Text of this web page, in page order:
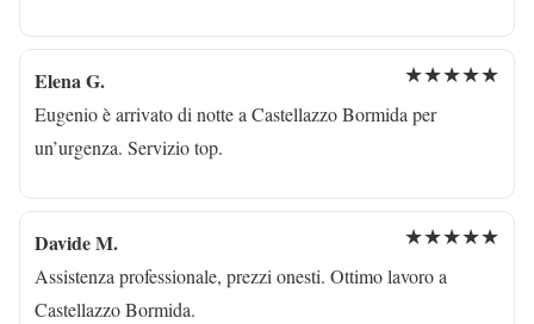
Elena G. ★★★★★
Eugenio è arrivato di notte a Castellazzo Bormida per
un’urgenza. Servizio top.
Davide M. ★★★★★
Assistenza professionale, prezzi onesti. Ottimo lavoro a
Castellazzo Bormida.